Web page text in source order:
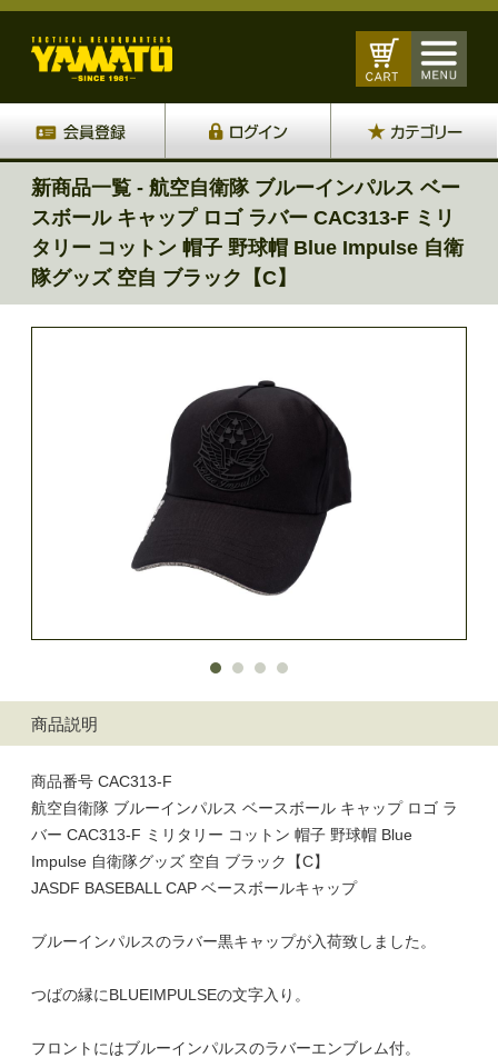
新商品一覧 - 航空自衛隊 ブルーインパルス ベー
スボール キャップ ロゴ ラバー CAC313-F ミリ
タリー コットン 帽子 野球帽 Blue Impulse 自衛
隊グッズ 空自 ブラック【C】
商品説明
商品番号 CAC313-F
航空自衛隊 ブルーインパルス ベースボール キャップ ロゴ ラ
バー CAC313-F ミリタリー コットン 帽子 野球帽 Blue
Impulse 自衛隊グッズ 空自 ブラック【C】
JASDF BASEBALL CAP ベースボールキャップ
ブルーインパルスのラバー黒キャップが入荷致しました。
つばの縁にBLUEIMPULSEの文字入り。
フロントにはブルーインパルスのラバーエンブレム付。